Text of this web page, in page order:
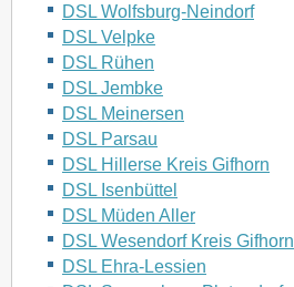
DSL Wolfsburg-Neindorf
DSL Velpke
DSL Rühen
DSL Jembke
DSL Meinersen
DSL Parsau
DSL Hillerse Kreis Gifhorn
DSL Isenbüttel
DSL Müden Aller
DSL Wesendorf Kreis Gifhorn
DSL Ehra-Lessien